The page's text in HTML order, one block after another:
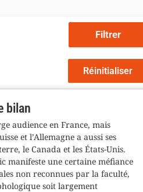
Filtrer
Réinitialiser
bilan
audience en France, mais
et l’Allemagne a aussi ses
le Canada et les États-Unis.
manifeste une certaine méfiance
non reconnues par la faculté,
soit largement